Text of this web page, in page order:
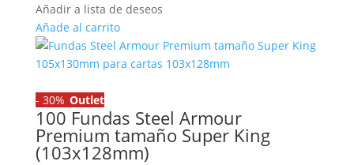
era:
1,95 €.
es:
1,37 €.
Añadir a lista de deseos
Añade al carrito
- 30% Outlet
100 Fundas Steel Armour
Premium tamaño Super King
(103x128mm)